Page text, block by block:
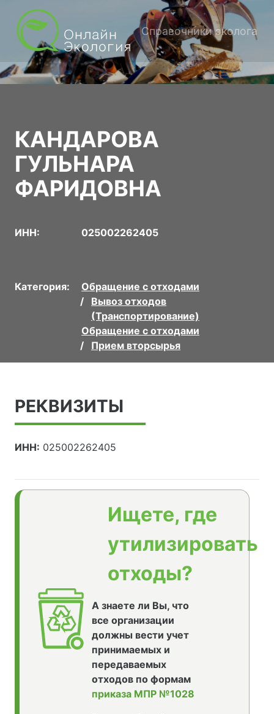
Справочники эколога
КАНДАРОВА
ГУЛЬНАРА
ФАРИДОВНА
ИНН: 025002262405
Категория:
Обращение с отходами
Вывоз отходов
(Транспортирование)
Обращение с отходами
Прием вторсырья
РЕКВИЗИТЫ
ИНН: 025002262405
Ищете, где
утилизировать
отходы?
А знаете ли Вы, что
все организации
должны вести учет
принимаемых и
передаваемых
отходов по формам
приказа МПР №1028